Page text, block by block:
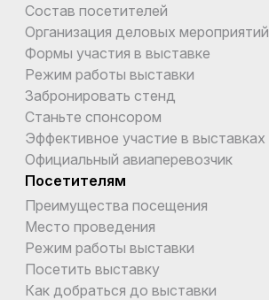
Состав посетителей
Организация деловых мероприятий
Формы участия в выставке
Режим работы выставки
Забронировать стенд
Станьте спонсором
Эффективное участие в выставках
Официальный авиаперевозчик
Посетителям
Преимущества посещения
Место проведения
Режим работы выставки
Посетить выставку
Как добраться до выставки